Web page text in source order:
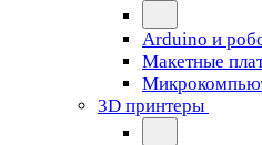
Arduino и
Макетные
3D принтеры